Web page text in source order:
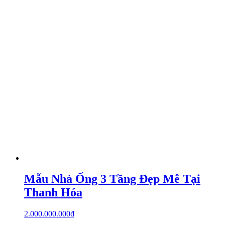
Mẫu Nhà Ống 3 Tầng Đẹp Mê Tại
Thanh Hóa
2.000.000.000₫